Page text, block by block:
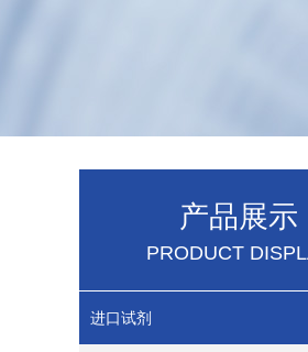
产品展示
PRODUCT
进口试剂